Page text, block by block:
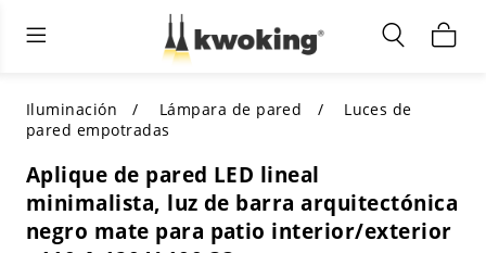
Muebles de sala de estar
TODOS LOS MUEBLES DE SALÓN
SELECCIONES DESTACADAS
COMPRAR POR ESTILO
Iluminación interior
Comprar por categoría
COMPRAR POR ESTILO
Shop by Colors
Iluminación exterior
TODA LA ILUMINACIÓN PARA
OTROS ESPACIOS
COMPRAR POR CATEGORÍA
Iluminación Lámpara de pared
Luces de
pared empotradas
Aplique de pared LED lineal
minimalista, luz de barra arquitectónica
negro mate para patio interior/exterior